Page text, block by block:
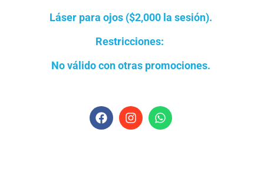
Láser para ojos ($2,000 la sesión).
Restricciones:
Noválidocon otras promociones.